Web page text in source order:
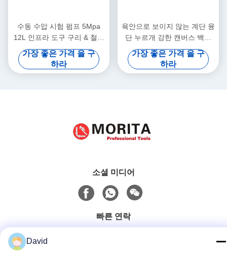
수동 수압 시험 펌프 5Mpa
12L 인프라 도구 구리 & 철강
& 알 합금 압력화 물 파이프
및 시험 누출
가장 좋은 가격 을 구
하라
육안으로 보이지 않는 계단 융
단 누르개 강한 캔버스 백이
이용 가능하 으로 채색한 14
Pce 세트 PP 플라스틱이 길이
1150 밀리미터는 카펫을 제자
가장 좋은 가격 을 구
하라
소셜 미디어
빠른 연락
David